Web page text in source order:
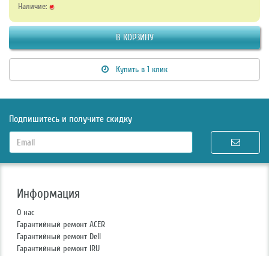
Наличие:
В КОРЗИНУ
Купить в 1 клик
Подпишитесь и получите скидку
Информация
О нас
Гарантийный ремонт ACER
Гарантийный ремонт Dell
Гарантийный ремонт IRU